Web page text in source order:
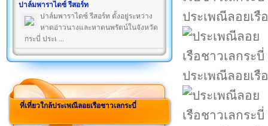
ปาล์มพาราไดซ์ รีสอร์ท
ปาล์มพาราไดซ์ รีสอร์ท ตั้งอยู่ระหว่าง
หาดอ่าวนางและหาดนพรัตน์ในจังหวัด
กระบี่ ประเ ...
ที่เที่ยวใกล้ประเพณีลอยเรือชาวเลกระบี่
ประเพณีลอยเรื
ประเพณีลอยเรื